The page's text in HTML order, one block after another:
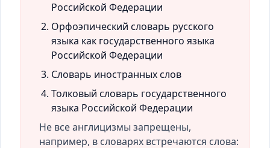
Российской Федерации
Орфоэпический словарь русского
языка как государственного языка
Российской Федерации
Словарь иностранных слов
Толковый словарь государственного
языка Российской Федерации
Не все англицизмы запрещены,
например, в словарях встречаются слова: